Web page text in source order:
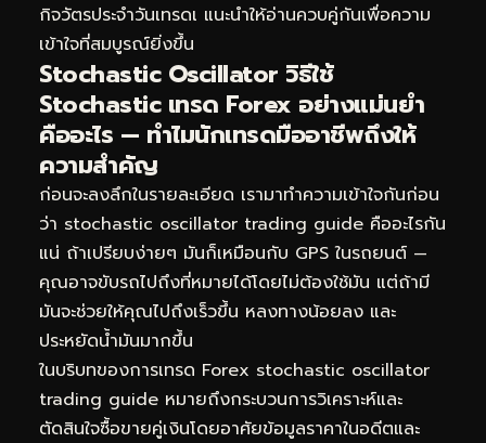
กิจวัตรประจำวันเทรดเ แนะนำให้อ่านควบคู่กันเพื่อความ
เข้าใจที่สมบูรณ์ยิ่งขึ้น
Stochastic Oscillator วิธีใช้
Stochastic เทรด Forex อย่างแม่นยำ
คืออะไร — ทำไมนักเทรดมืออาชีพถึงให้
ความสำคัญ
ก่อนจะลงลึกในรายละเอียด เรามาทำความเข้าใจกันก่อน
ว่า stochastic oscillator trading guide คืออะไรกัน
แน่ ถ้าเปรียบง่ายๆ มันก็เหมือนกับ GPS ในรถยนต์ —
คุณอาจขับรถไปถึงที่หมายได้โดยไม่ต้องใช้มัน แต่ถ้ามี
มันจะช่วยให้คุณไปถึงเร็วขึ้น หลงทางน้อยลง และ
ประหยัดน้ำมันมากขึ้น
ในบริบทของการเทรด Forex stochastic oscillator
trading guide หมายถึงกระบวนการวิเคราะห์และ
ตัดสินใจซื้อขายคู่เงินโดยอาศัยข้อมูลราคาในอดีตและ